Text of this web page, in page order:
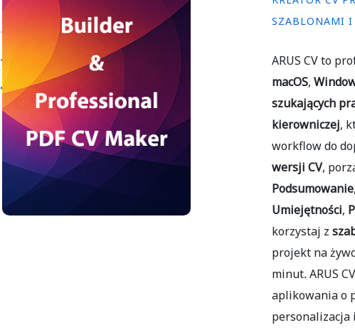
SZABLONAMI
ARUS CV to
macOS,
szukających
kierowniczej,
workflow do
wersji CV,
Podsumowanie,
Umiejętności,
korzystaj z
projekt na
minut. ARUS
aplikowania o
personalizacja